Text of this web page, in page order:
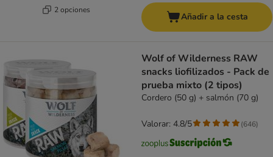
2 opciones
Añadir a la cesta
Wolf of Wilderness RAW
snacks liofilizados - Pack de
prueba mixto (2 tipos)
Cordero (50 g) + salmón (70 g)
Valorar: 4.8/5 (646)